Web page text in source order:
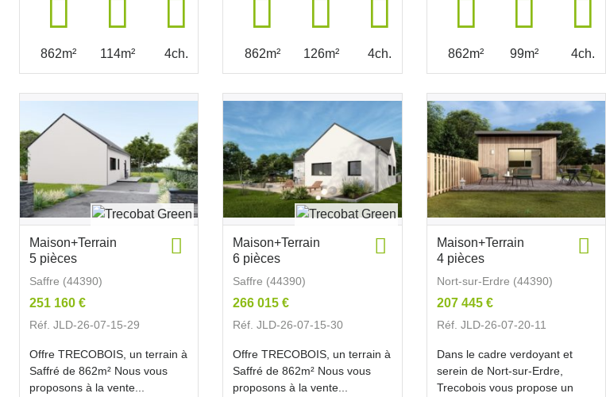
862m² 114m² 4ch. 862m² 126m² 4ch. 862m² 99m² 4ch.
Maison+Terrain
5 pièces
Saffre (44390)
251 160 €
Réf. JLD-26-07-15-29
Offre TRECOBOIS, un terrain à
Saffré de 862m² Nous vous
proposons à la vente...
Maison+Terrain
6 pièces
Saffre (44390)
266 015 €
Réf. JLD-26-07-15-30
Offre TRECOBOIS, un terrain à
Saffré de 862m² Nous vous
proposons à la vente...
Maison+Terrain
4 pièces
Nort-sur-Erdre (44390)
207 445 €
Réf. JLD-26-07-20-11
Dans le cadre verdoyant et
serein de Nort-sur-Erdre,
Trecobois vous propose un